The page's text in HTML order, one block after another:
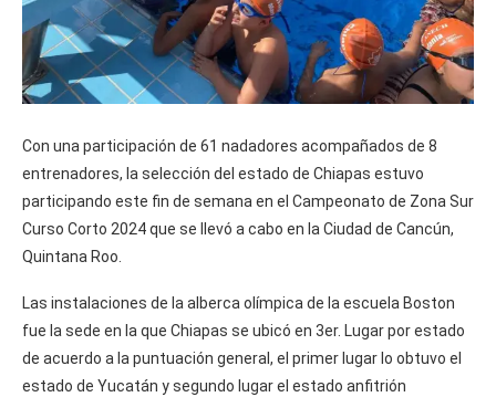
Con una participación de 61 nadadores acompañados de 8
entrenadores, la selección del estado de Chiapas estuvo
participando este fin de semana en el Campeonato de Zona Sur
Curso Corto 2024 que se llevó a cabo en la Ciudad de Cancún,
Quintana Roo.
Las instalaciones de la alberca olímpica de la escuela Boston
fue la sede en la que Chiapas se ubicó en 3er. Lugar por estado
de acuerdo a la puntuación general, el primer lugar lo obtuvo el
estado de Yucatán y segundo lugar el estado anfitrión